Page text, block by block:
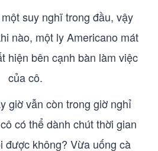
suy nghĩ trong đầu, vậy
nào, một ly Americano mát
hiện bên cạnh bàn làm việc
của cô.
giờ vẫn còn trong giờ nghỉ
có thể dành chút thời gian
được không? Vừa uống cà